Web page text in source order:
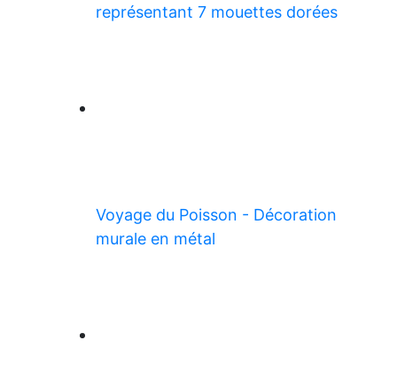
représentant 7 mouettes dorées
Voyage du Poisson - Décoration
murale en métal